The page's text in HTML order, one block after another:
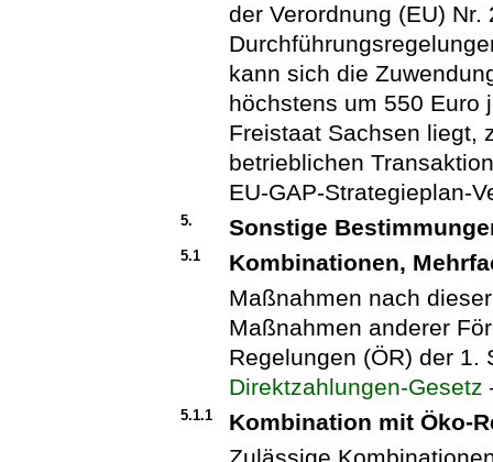
der Verordnung (EU)
kann sich die
höchstens um 550 Euro
Freistaat Sachsen liegt,
betrieblichen
EU-GAP-Strategieplan-
5. Sonstige
5.1
Kombinationen,
Maßnahmen nach
Maßnahmen anderer
Regelungen (ÖR) der
Direktzahlungen-Gesetz
5.1.1
Kombination mit Öko-